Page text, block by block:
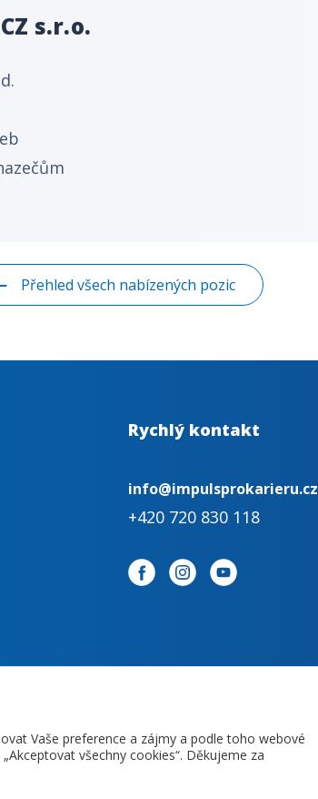
s.r.o.
Přehled všech nabízených pozic
Rychlý kontakt
info@impulsprokarieru.cz
+420 720 830 118
Vaše preference a zájmy a podle toho webové
všechny cookies“. Děkujeme za